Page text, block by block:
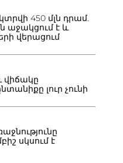
450 մլն դրամ.
աջակցում է և
վերացում
վիճակը
լուր չունի
սկսում է